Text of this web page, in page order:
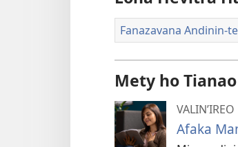
Fanazavana Andinin-
Mety ho
Afaka